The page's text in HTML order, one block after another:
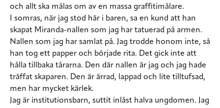
och allt ska målas om av en massa graffitimålare.
I somras, när jag stod här i baren, sa en kund att han
skapat Miranda-nallen som jag har tatuerad på armen.
Nallen som jag har samlat på. Jag trodde honom inte, så
han tog ett papper och började rita. Det gick inte att
hålla tillbaka tårarna. Den där nallen är jag och jag hade
träffat skaparen. Den är ärrad, lappad och lite tilltufsad,
men har mycket kärlek.
Jag är institutionsbarn, suttit inlåst halva ungdomen. Jag